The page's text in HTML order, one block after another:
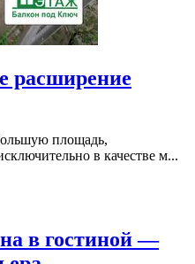
расширение
площадь,
в качестве м...
в гостиной —